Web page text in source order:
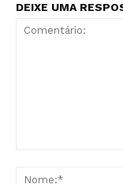
DEIXE UMA